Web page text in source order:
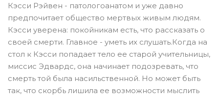
Кэсси Рэйвен - патологоанатом и уже давно
предпочитает общество мертвых живым людям.
Кэсси уверена: покойникам есть, что рассказать о
своей смерти. Главное - уметь их слушать.Когда на
стол к Кэсси попадает тело ее старой учительницы,
миссис Эдвардс, она начинает подозревать, что
смерть той была насильственной. Но может быть
так, что скорбь лишила ее возможности мыслить